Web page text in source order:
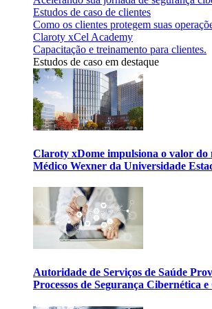
Estudos de caso de clientes
Como os clientes protegem suas
Claroty xCel Academy
Capacitação e treinamento para clientes.
Estudos de caso em destaque
Claroty xDome impulsiona o valor do
Médico Wexner da Universidade
Autoridade de Serviços de Saúde
Processos de Segurança Cibernética